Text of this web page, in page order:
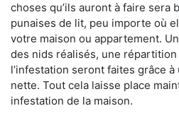
choses qu’ils auront à faire sera
punaises de lit, peu importe où
votre maison ou appartement.
des nids réalisés, une
l’infestation seront faites grâce
nette. Tout cela laisse place
infestation de la maison.